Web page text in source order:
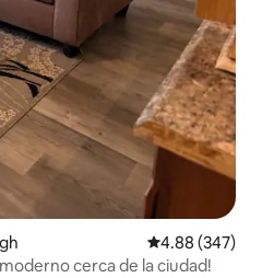
Calificación
4.88 (347)
cerca de la ciudad!